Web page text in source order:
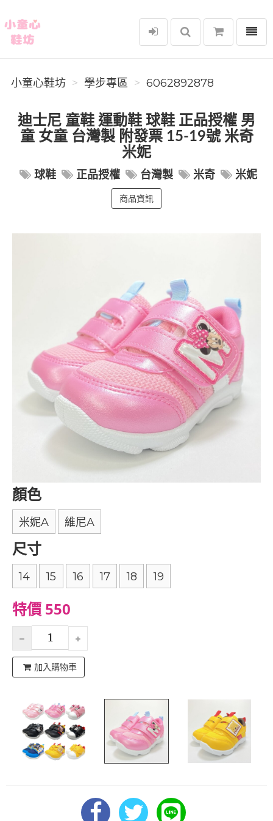
小童心鞋坊
選單
小童心鞋坊 學步專區 6062892878
迪士尼 童鞋 運動鞋 球鞋 正品授權 男
童 女童 台灣製 附發票 15-19號 米奇
米妮
球鞋 正品授權 台灣製 米奇 米妮
商品資訊
顏色
米妮A 維尼A
尺寸
14 15 16 17 18 19
特價 550
加入購物車